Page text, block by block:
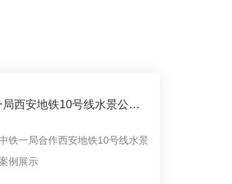
局西安地铁10号线水景公园
铁一局合作西安地铁10号线水景
例展示